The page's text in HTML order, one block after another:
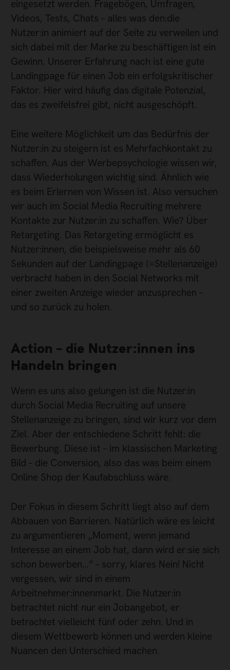
eingesetzt werden. Fragebögen, Umfragen,
Videos, Tests, Chats – alles was den:die
Nutzer:in animiert auf der Seite zu verweilen und
sich dabei mit der Marke zu beschäftigen ist ein
Gewinn. Unserer Erfahrung nach ist eine gute
Landingpage für einen Job ein erfolgskritischer
Faktor. Hier wird häufig das digitale Potenzial,
das es zweifelsfrei gibt, nicht ausgeschöpft.
Eine weitere Möglichkeit um das Bedürfnis der
Nutzer:in zu steigern ist es Mehrfachkontakt zu
schaffen. Aus der Werbepsychologie wissen wir,
dass Wiederholungen wichtig sind. Ähnlich wie
es beim Erlernen von Wissen ist. Also versuchen
wir auch im Social Media Recruiting mehrere
Kontakte zur Nutzer:in zu schaffen. Wie? Über
Retargeting. Das Retargeting ermöglicht es
Nutzer:innen, die beispielsweise mehr als 60
Sekunden auf der Landingpage (=Stellenanzeige)
verbracht haben in den Social Networks mit
einer zweiten Anzeige wieder anzusprechen –
und so zurück zu holen.
Action – die Nutzer:innen ins
Handeln bringen
Wenn es uns also gelungen ist die Nutzer:in
durch Social Media Recruiting auf unsere
Stellenanzeige zu bringen, sind wir kurz vor dem
Ziel. Aber der entschiedene Schritt fehlt: die
Bewerbung. Diese ist – im klassischen Marketing
Bild – die Conversion, also das was beim einem
Online Shop der Kaufabschluss wäre.
Der Fokus in diesem Schritt liegt also auf dem
Abbauen von Barrieren. Natürlich wäre es leicht
zu argumentieren „Moment, wenn jemand
Interesse an einem Job hat, dann wird er:sie sich
schon bewerben…“ – sorry, klares Nein! Nicht
vergessen, wir sind in einem
Arbeitnehmer:innenmarkt. Die Nutzer:in
betrachtet nicht nur ein Jobangebot, er
betrachtet vielleicht fünf oder zehn. Und in
diesem Wettbewerb können und werden kleine
Nuancen den Unterschied machen.